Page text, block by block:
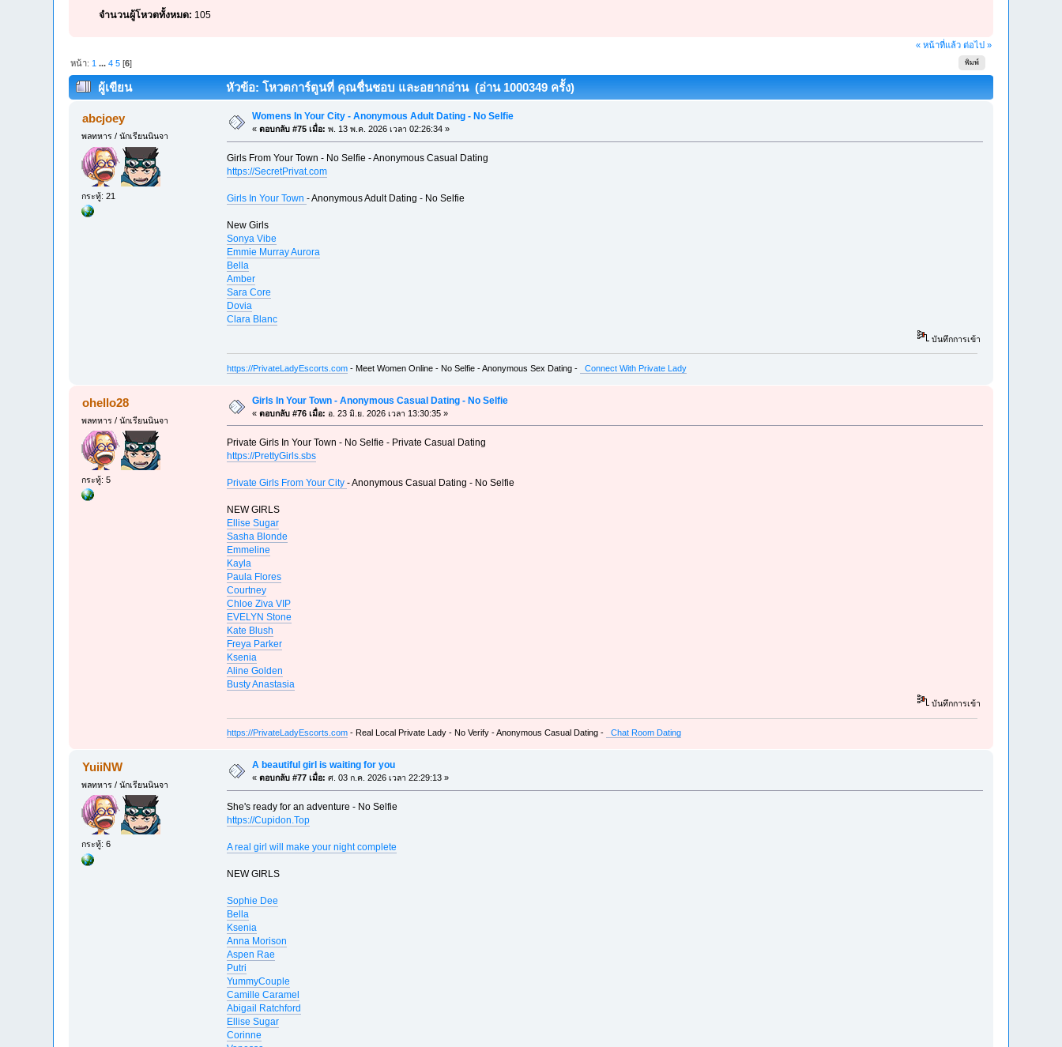
จำนวนผู้โหวตทั้งหมด: 105
« หน้าที่แล้ว ต่อไป »
พิมพ์
หน้า: 1 ...4 5 [6]
ผู้เขียน หัวข้อ: โหวตการ์ตูนที่ คุณชื่นชอบ และอยากอ่าน (อ่าน 1000349 ครั้ง)
abcjoey
พลทหาร / นักเรียนนินจา
กระทู้: 21
Womens In Your City - Anonymous Adult Dating - No Selfie
«ตอบกลับ #75 เมื่อ: พ. 13 พ.ค. 2026 เวลา 02:26:34 »
Girls From Your Town - No Selfie - Anonymous Casual Dating
https://SecretPrivat.com
Girls In Your Town - Anonymous Adult Dating - No Selfie
New Girls
Sonya Vibe
Emmie Murray Aurora
Bella
Amber
Sara Core
Dovia
Clara Blanc
บันทึกการเข้า
https://PrivateLadyEscorts.com- Meet Women Online - No Selfie - Anonymous Sex Dating - Connect With Private Lady
ohello28
พลทหาร / นักเรียนนินจา
กระทู้: 5
Girls In Your Town - Anonymous Casual Dating - No Selfie
«ตอบกลับ #76 เมื่อ: อ. 23 มิ.ย. 2026 เวลา 13:30:35 »
Private Girls In Your Town - No Selfie - Private Casual Dating
https://PrettyGirls.sbs
Private Girls From Your City - Anonymous Casual Dating - No Selfie
NEW GIRLS
Ellise Sugar
Sasha Blonde
Emmeline
Kayla
Paula Flores
Courtney
Chloe Ziva VIP
EVELYN Stone
Kate Blush
Freya Parker
Ksenia
Aline Golden
Busty Anastasia
บันทึกการเข้า
https://PrivateLadyEscorts.com- Real Local Private Lady - No Verify - Anonymous Casual Dating - Chat Room Dating
YuiiNW
พลทหาร / นักเรียนนินจา
กระทู้: 6
A beautiful girl is waiting for you
«ตอบกลับ #77 เมื่อ: ศ. 03 ก.ค. 2026 เวลา 22:29:13 »
She's ready for an adventure - No Selfie
https://Cupidon.Top
A real girl will make your night complete
NEW GIRLS
Sophie Dee
Bella
Ksenia
Anna Morison
Aspen Rae
Putri
YummyCouple
Camille Caramel
Abigail Ratchford
Ellise Sugar
Corinne